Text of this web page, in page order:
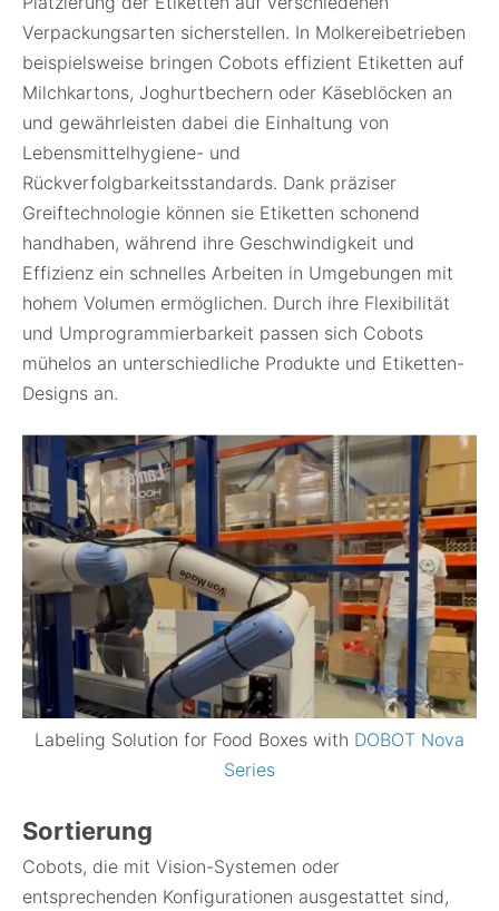
Verpackungsarten sicherstellen. In Molkereibetrieben
beispielsweise bringen Cobots effizient Etiketten auf
Milchkartons, Joghurtbechern oder Käseblöcken an
und gewährleisten dabei die Einhaltung von
Lebensmittelhygiene- und
Rückverfolgbarkeitsstandards. Dank präziser
Greiftechnologie können sie Etiketten schonend
handhaben, während ihre Geschwindigkeit und
Effizienz ein schnelles Arbeiten in Umgebungen mit
hohem Volumen ermöglichen. Durch ihre Flexibilität
und Umprogrammierbarkeit passen sich Cobots
mühelos an unterschiedliche Produkte und Etiketten-
Designs an.
Labeling Solution for Food Boxes with DOBOT Nova
Series
Sortierung
Cobots, die mit Vision-Systemen oder
entsprechenden Konfigurationen ausgestattet sind,